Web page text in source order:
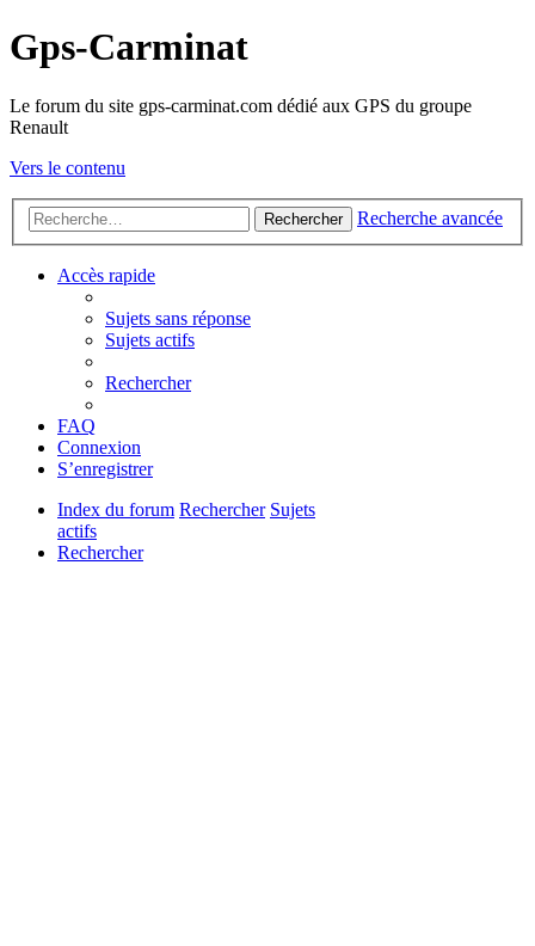
Gps-Carminat
Le forum du site gps-carminat.com dédié aux GPS du groupe
Renault
Vers le contenu
Rechercher Recherche avancée
Accès rapide
Sujets sans réponse
Sujets actifs
Rechercher
FAQ
Connexion
S’enregistrer
Index du forum Rechercher Sujets
actifs
Rechercher